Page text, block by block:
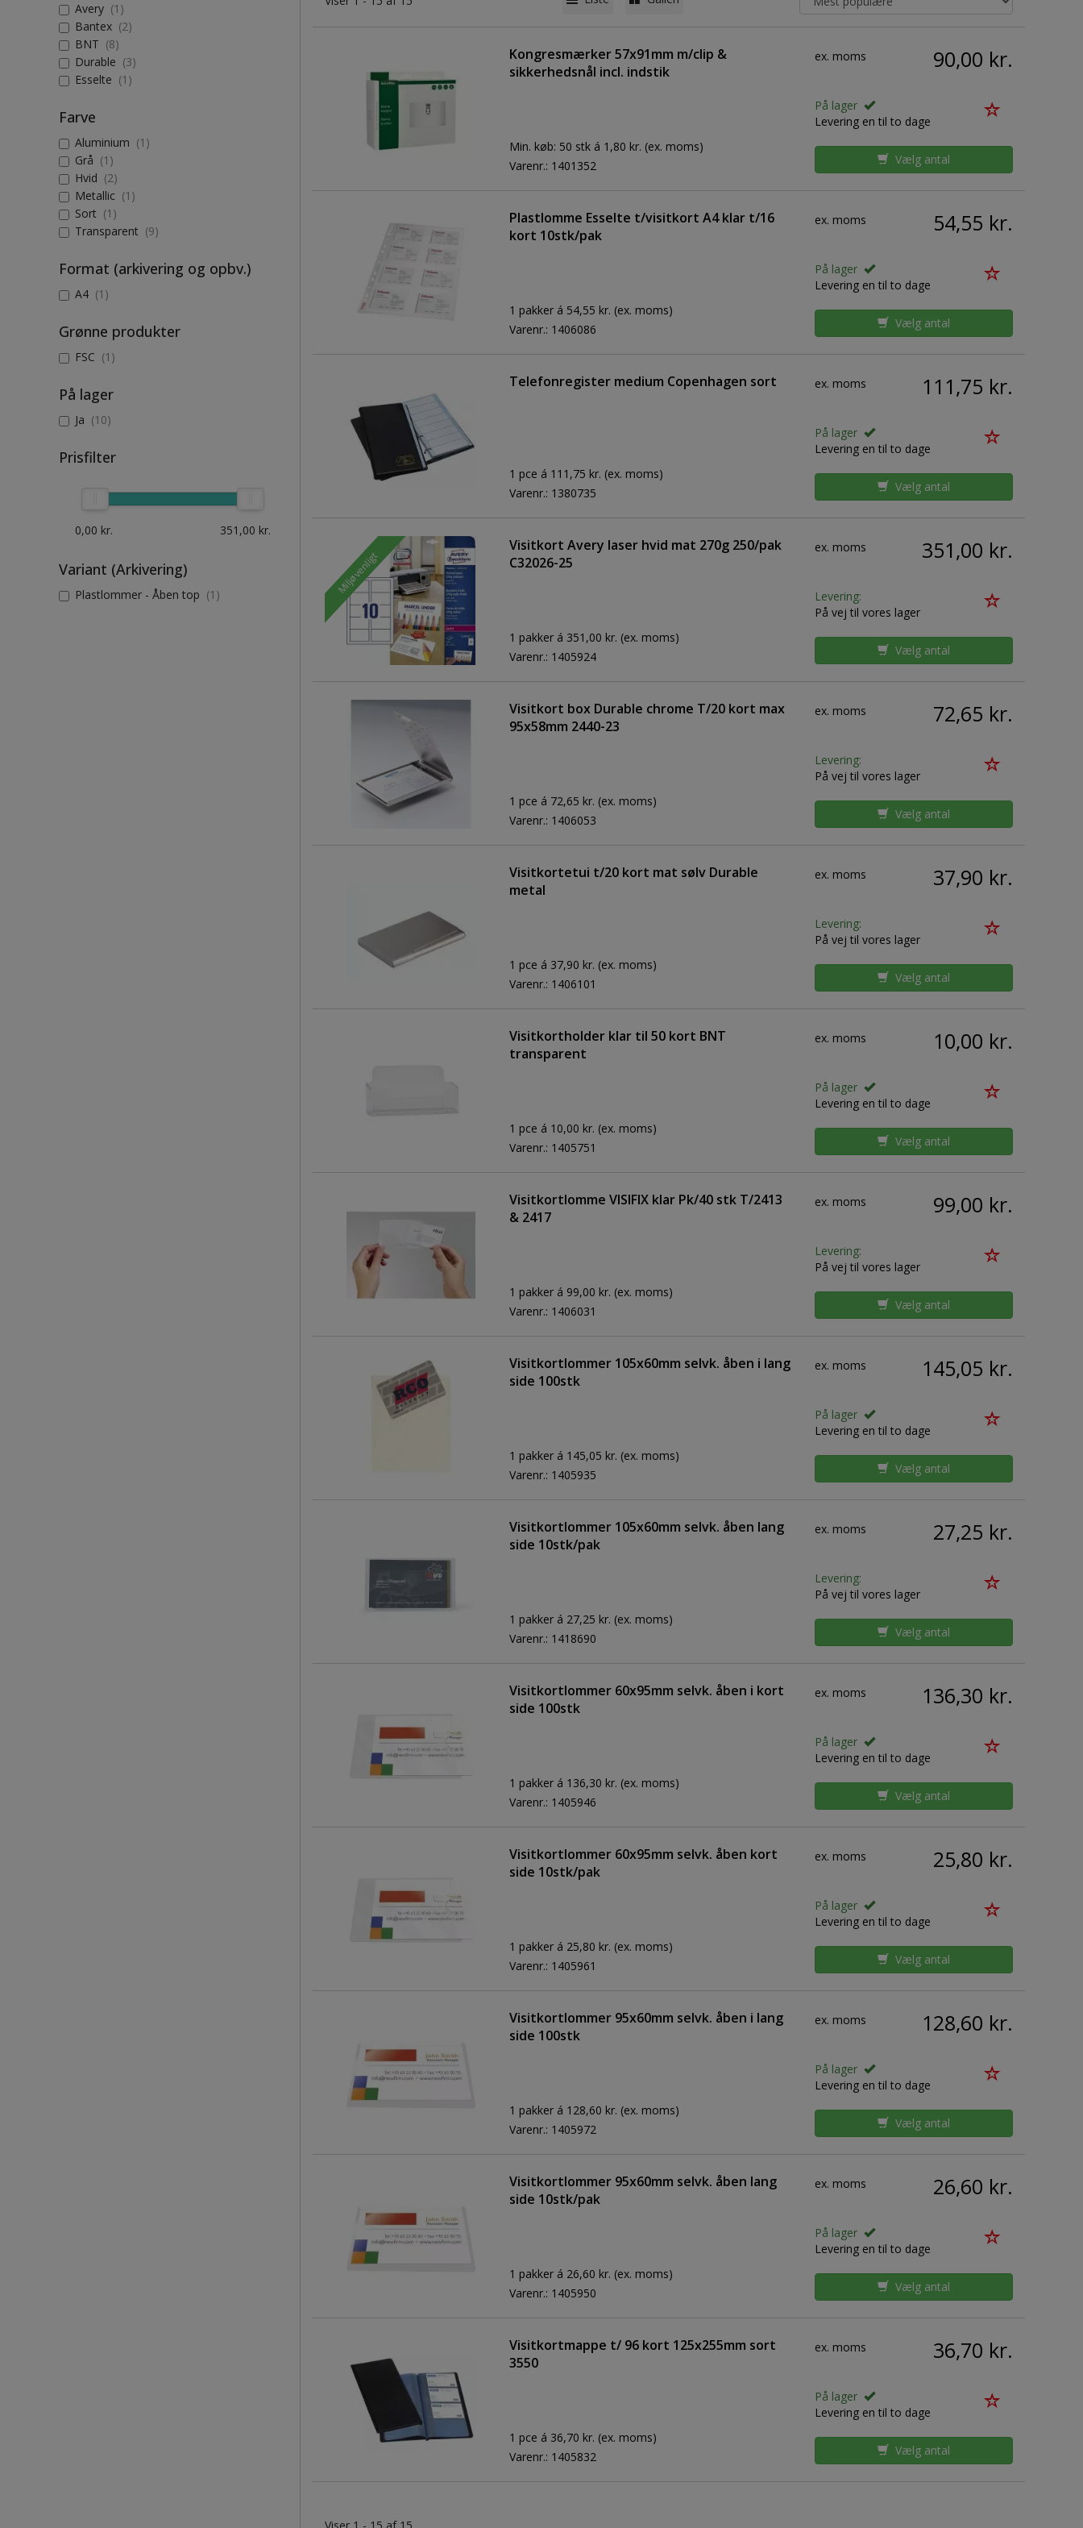
Avery (1)
Bantex (2)
BNT (8)
Durable (3)
Esselte (1)
Farve
Aluminium (1)
Grå (1)
Hvid (2)
Metallic (1)
Sort (1)
Transparent (9)
Format (arkivering og opbv.)
A4 (1)
Grønne produkter
FSC (1)
På lager
Ja (10)
Prisfilter
0,00 kr. 351,00 kr.
Variant (Arkivering)
Plastlommer - Åben top (1)
Kongresmærker 57x91mm m/clip &
sikkerhedsnål incl. indstik
Min. køb: 50 stk á 1,80 kr. (ex. moms)
Varenr.: 1401352
ex. moms 90,00 kr.
På lager
Levering en til to dage
Vælg antal
Plastlomme Esselte t/visitkort A4 klar t/16
kort 10stk/pak
1 pakker á 54,55 kr. (ex. moms)
Varenr.: 1406086
ex. moms 54,55 kr.
På lager
Levering en til to dage
Vælg antal
Telefonregister medium Copenhagen sort
1 pce á 111,75 kr. (ex. moms)
Varenr.: 1380735
ex. moms 111,75 kr.
På lager
Levering en til to dage
Vælg antal
Miljøvenligt
Visitkort Avery laser hvid mat 270g 250/pak
C32026-25
1 pakker á 351,00 kr. (ex. moms)
Varenr.: 1405924
ex. moms 351,00 kr.
Levering:
På vej til vores lager
Vælg antal
Visitkort box Durable chrome T/20 kort max
95x58mm 2440-23
1 pce á 72,65 kr. (ex. moms)
Varenr.: 1406053
ex. moms 72,65 kr.
Levering:
På vej til vores lager
Vælg antal
Visitkortetui t/20 kort mat sølv Durable
metal
1 pce á 37,90 kr. (ex. moms)
Varenr.: 1406101
ex. moms 37,90 kr.
Levering:
På vej til vores lager
Vælg antal
Visitkortholder klar til 50 kort BNT
transparent
1 pce á 10,00 kr. (ex. moms)
Varenr.: 1405751
ex. moms 10,00 kr.
På lager
Levering en til to dage
Vælg antal
Visitkortlomme VISIFIX klar Pk/40 stk T/2413
& 2417
1 pakker á 99,00 kr. (ex. moms)
Varenr.: 1406031
ex. moms 99,00 kr.
Levering:
På vej til vores lager
Vælg antal
Visitkortlommer 105x60mm selvk. åben i lang
side 100stk
1 pakker á 145,05 kr. (ex. moms)
Varenr.: 1405935
ex. moms 145,05 kr.
På lager
Levering en til to dage
Vælg antal
Visitkortlommer 105x60mm selvk. åben lang
side 10stk/pak
1 pakker á 27,25 kr. (ex. moms)
Varenr.: 1418690
ex. moms 27,25 kr.
Levering:
På vej til vores lager
Vælg antal
Visitkortlommer 60x95mm selvk. åben i kort
side 100stk
1 pakker á 136,30 kr. (ex. moms)
Varenr.: 1405946
ex. moms 136,30 kr.
På lager
Levering en til to dage
Vælg antal
Visitkortlommer 60x95mm selvk. åben kort
side 10stk/pak
1 pakker á 25,80 kr. (ex. moms)
Varenr.: 1405961
ex. moms 25,80 kr.
På lager
Levering en til to dage
Vælg antal
Visitkortlommer 95x60mm selvk. åben i lang
side 100stk
1 pakker á 128,60 kr. (ex. moms)
Varenr.: 1405972
ex. moms 128,60 kr.
På lager
Levering en til to dage
Vælg antal
Visitkortlommer 95x60mm selvk. åben lang
side 10stk/pak
1 pakker á 26,60 kr. (ex. moms)
Varenr.: 1405950
ex. moms 26,60 kr.
På lager
Levering en til to dage
Vælg antal
Visitkortmappe t/ 96 kort 125x255mm sort
3550
1 pce á 36,70 kr. (ex. moms)
Varenr.: 1405832
ex. moms 36,70 kr.
På lager
Levering en til to dage
Vælg antal